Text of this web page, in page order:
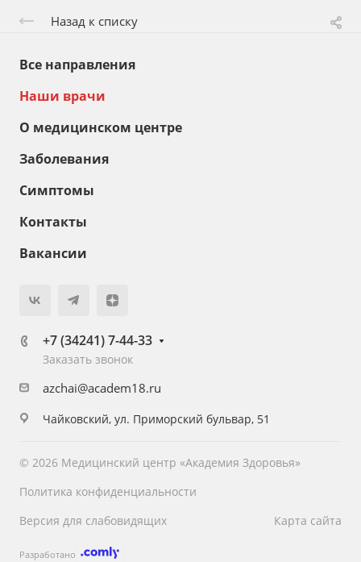
Назад к списку
Все направления
Наши врачи
О медицинском центре
Заболевания
Симптомы
Контакты
Вакансии
+7 (34241) 7-44-33
Заказать звонок
azchai@academ18.ru
Чайковский, ул. Приморский бульвар, 51
© 2026 Медицинский центр «Академия Здоровья»
Политика конфиденциальности
Версия для слабовидящих
Карта сайта
Разработано